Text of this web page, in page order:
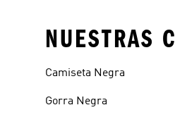
NUESTRAS
Camiseta Negra
Gorra Negra